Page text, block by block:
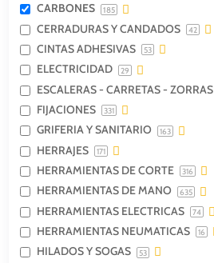
CARBONES 185
CERRADURAS Y CANDADOS 42
CINTAS ADHESIVAS 53
ELECTRICIDAD 29
ESCALERAS - CARRETAS - ZORRAS
FIJACIONES 331
GRIFERIA Y SANITARIO 163
HERRAJES 171
HERRAMIENTAS DE CORTE 316
HERRAMIENTAS DE MANO 635
HERRAMIENTAS ELECTRICAS 74
HERRAMIENTAS NEUMATICAS 16
HILADOS Y SOGAS 53